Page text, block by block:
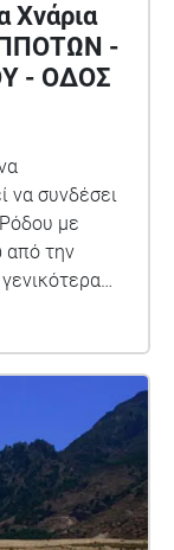
Χνάρια
-
- ΟΔΟΣ
να συνδέσει
με
από την
της Ζωής,
υπήρξε
χρώμα»,
κινδυνεύει